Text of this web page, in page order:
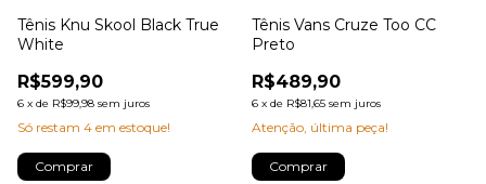
Tênis Knu Skool Black True
White
R$599,90
6 x de R$99,98 sem juros
Só restam 4 em estoque!
Comprar
Tênis Vans Cruze Too CC
Preto
R$489,90
6 x de R$81,65 sem juros
Atenção, última peça!
Comprar